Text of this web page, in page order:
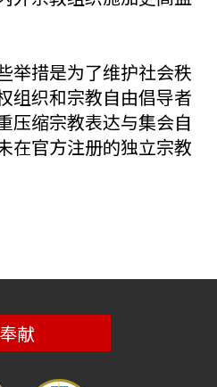
举措是为了维护社会秩
组织和宗教自由倡导者
压缩宗教表达与集会自
在官方注册的独立宗教
奉献